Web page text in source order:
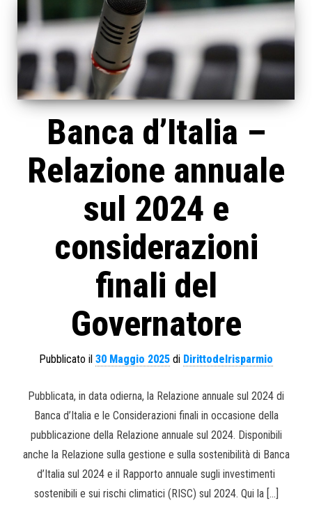
Banca d’Italia –
Relazione annuale
sul 2024 e
considerazioni
finali del
Governatore
Pubblicato il 30 Maggio 2025 di Dirittodelrisparmio
Pubblicata, in data odierna, la Relazione annuale sul 2024 di
Banca d’Italia e le Considerazioni finali in occasione della
pubblicazione della Relazione annuale sul 2024. Disponibili
anche la Relazione sulla gestione e sulla sostenibilità di Banca
d’Italia sul 2024 e il Rapporto annuale sugli investimenti
sostenibili e sui rischi climatici (RISC) sul 2024. Qui la […]